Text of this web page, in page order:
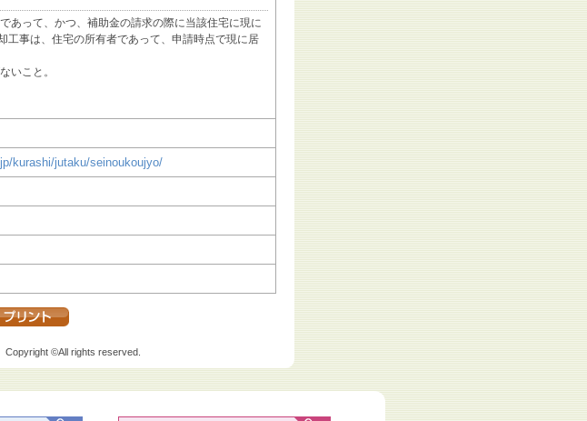
あって、かつ、補助金の請求の際に当該住宅に現に
工事は、住宅の所有者であって、申請時点で現に居
いこと。
kurashi/jutaku/seinoukoujyo/
©All rights reserved.